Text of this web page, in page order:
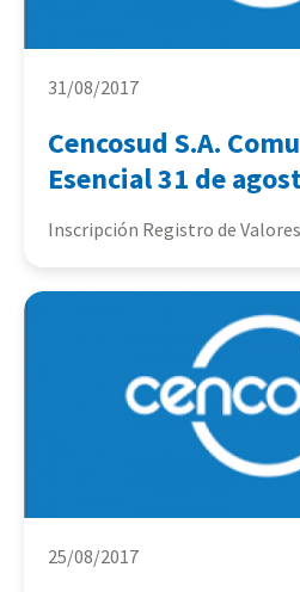
31/08/2017
Cencosud S.A.
Esencial 31 de
Inscripción Registro de Valores
25/08/2017